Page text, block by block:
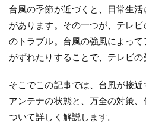
台風の季節が近づくと、日常生
があります。その一つが、テレ
のトラブル。台風の強風によっ
がずれたりすることで、テレビの
そこでこの記事では、台風が接
アンテナの状態と、万全の対策
ついて詳しく解説します。